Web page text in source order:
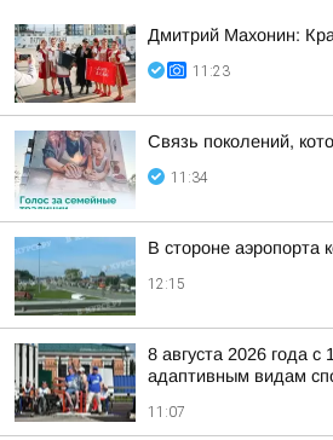
Дмитрий Махонин:
11:23
Связь поколений,
11:34
В стороне аэропорта
12:15
8 августа 2026 года
адаптивным видам
11:07